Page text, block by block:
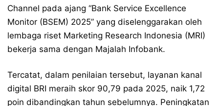
Channel pada ajang “Bank Service Excellence
Monitor (BSEM) 2025” yang diselenggarakan oleh
lembaga riset Marketing Research Indonesia (MRI)
bekerja sama dengan Majalah Infobank.
Tercatat, dalam penilaian tersebut, layanan kanal
digital BRI meraih skor 90,79 pada 2025, naik 1,72
poin dibandingkan tahun sebelumnya. Peningkatan